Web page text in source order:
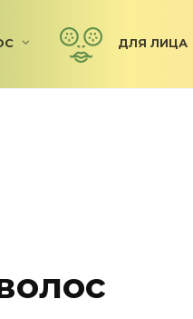
ДЛЯ ЛИЦА